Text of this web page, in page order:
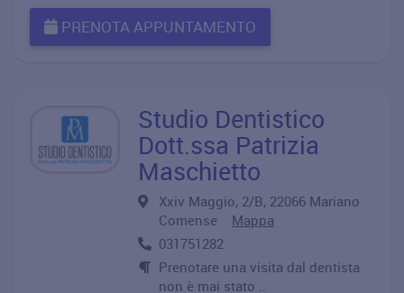
PRENOTA APPUNTAMENTO
Studio Dentistico
Dott.ssa Patrizia
Maschietto
Xxiv Maggio, 2/B, 22066 Mariano
Comense Mappa
031751282
Prenotare una visita dal dentista
non è mai stato ..